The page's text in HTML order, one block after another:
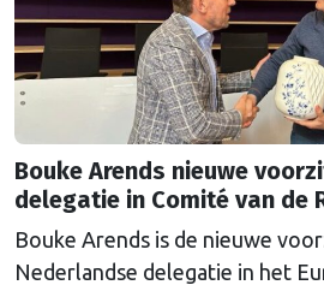
Bouke Arends nieuwe
delegatie in Comité van de
Bouke Arends is de nieuwe
Nederlandse delegatie in het